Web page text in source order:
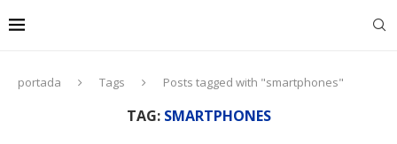
portada Tags Posts tagged with "smartphones"
TAG: SMARTPHONES